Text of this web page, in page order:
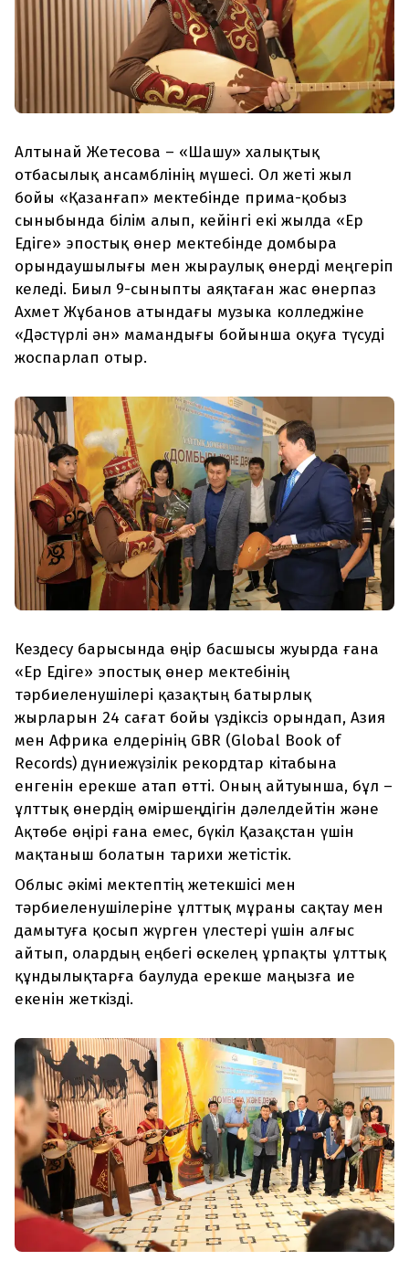
Алтынай Жетесова – «Шашу» халықтық
отбасылық ансамблінің мүшесі. Ол жеті жыл
бойы «Қазанғап» мектебінде прима-қобыз
сыныбында білім алып, кейінгі екі жылда «Ер
Едіге» эпостық өнер мектебінде домбыра
орындаушылығы мен жыраулық өнерді меңгеріп
келеді. Биыл 9-сыныпты аяқтаған жас өнерпаз
Ахмет Жұбанов атындағы музыка колледжіне
«Дәстүрлі ән» мамандығы бойынша оқуға түсуді
жоспарлап отыр.
Кездесу барысында өңір басшысы жуырда ғана
«Ер Едіге» эпостық өнер мектебінің
тәрбиеленушілері қазақтың батырлық
жырларын 24 сағат бойы үздіксіз орындап, Азия
мен Африка елдерінің GBR (Global Book of
Records) дүниежүзілік рекордтар кітабына
енгенін ерекше атап өтті. Оның айтуынша, бұл –
ұлттық өнердің өміршеңдігін дәлелдейтін және
Ақтөбе өңірі ғана емес, бүкіл Қазақстан үшін
мақтаныш болатын тарихи жетістік.
Облыс әкімі мектептің жетекшісі мен
тәрбиеленушілеріне ұлттық мұраны сақтау мен
дамытуға қосып жүрген үлестері үшін алғыс
айтып, олардың еңбегі өскелең ұрпақты ұлттық
құндылықтарға баулуда ерекше маңызға ие
екенін жеткізді.